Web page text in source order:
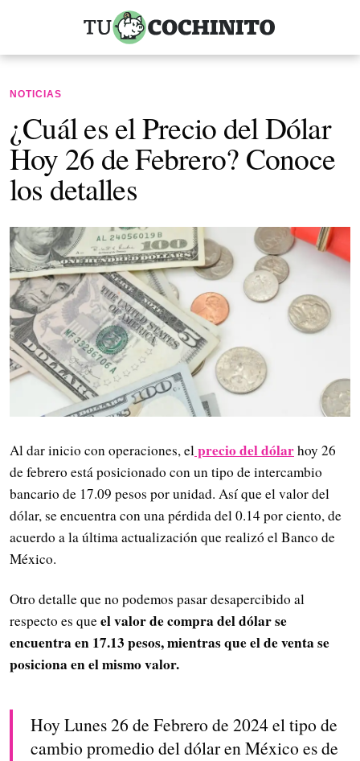
NOTICIAS
¿Cuál es el Precio del Dólar
Hoy 26 de Febrero? Conoce
los detalles
Al dar inicio con operaciones, el precio del dólarhoy 26
de febrero está posicionado con un tipo de intercambio
bancario de 17.09 pesos por unidad. Así que el valor del
dólar, se encuentra con una pérdida del 0.14 por ciento, de
acuerdo a la última actualización que realizó el Banco de
México.
Otro detalle que no podemos pasar desapercibido al
respecto es queel valor de compra del dólar se
encuentra en 17.13 pesos, mientras que el de venta se
posiciona en el mismo valor.
Hoy Lunes 26 de Febrero de 2024 el tipo de
cambio promedio del dólar en México es de